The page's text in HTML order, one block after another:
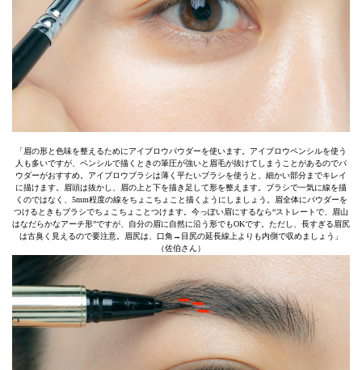
「眉の形と色味を整えるためにアイブロウパウダーを使います。アイブロウペンシルを使う
人も多いですが、ペンシルで描くときの筆圧が強いと眉毛が抜けてしまうことがあるのでパ
ウダーがおすすめ。アイブロウブラシは薄く平たいブラシを使うと、細かい部分までキレイ
に描けます。眉頭は抜かし、眉の上と下を描き足して形を整えます。ブラシで一気に線を描
くのではなく、5mm程度の線をちょこちょこと描くようにしましょう。眉全体にパウダーを
つけるときもブラシでちょこちょことつけます。今っぽい眉にするなら“ストレートで、眉山
はなだらかなアーチ形”ですが、自分の眉に自然に沿う形でもOKです。ただし、長すぎる眉尻
は古臭く見えるので要注意。眉尻は、口角→目尻の延長線上よりも内側で収めましょう」
（佐伯さん）